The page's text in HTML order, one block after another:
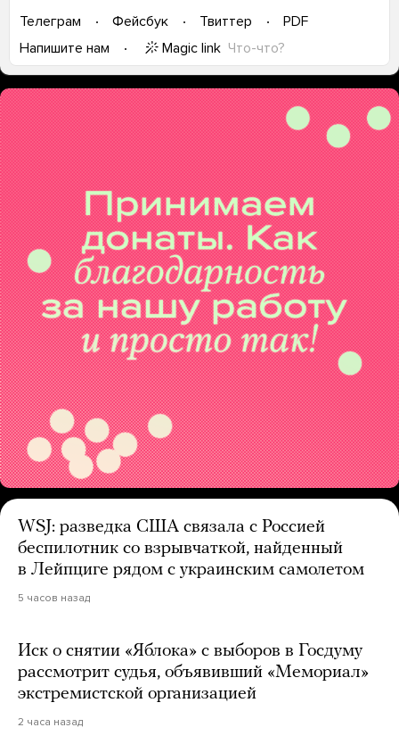
Телеграм
Фейсбук Твиттер
PDF
Напишите нам
Magic link Что-что?
WSJ: разведка США связала с Россией
беспилотник со взрывчаткой, найденный
в Лейпциге рядом с украинским самолетом
5 часов назад
Иск о снятии «Яблока» с выборов в Госдуму
рассмотрит судья, объявивший «Мемориал»
экстремистской организацией
2 часа назад